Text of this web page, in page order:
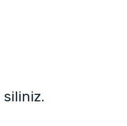
siliniz.